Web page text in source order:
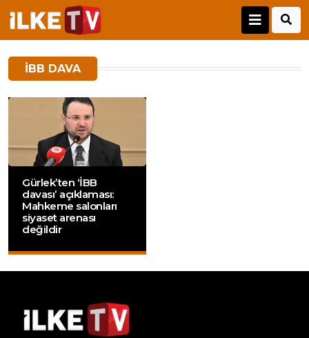
IBB DAVA
Gürlek’ten ‘İBB
davası’ açıklaması:
Mahkeme salonları
siyaset arenası
değildir